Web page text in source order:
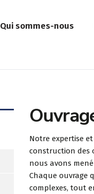
Qui sommes-nous
Notre expertise
construction des
nous avons
Chaque ouvrage
complexes, tout